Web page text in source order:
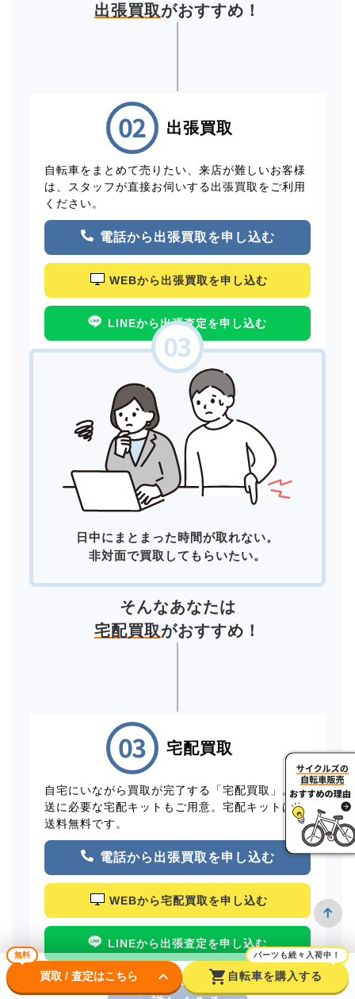
出張買取がおすすめ！
出張買取
自転車をまとめて売りたい、来店が難しいお客様
は、スタッフが直接お伺いする出張買取をご利用
ください。
電話から出張買取を申し込む
WEBから出張買取を申し込む
LINEから出張査定を申し込む
日中にまとまった時間が取れない。
非対面で買取してもらいたい。
そんなあなたは
宅配買取がおすすめ！
宅配買取
自宅にいながら買取が完了する「宅配買取」。配
送に必要な宅配キットもご用意。宅配キットは配
送料無料です。
電話から出張買取を申し込む
WEBから宅配買取を申し込む
LINEから出張査定を申し込む
無料
買取 / 査定はこちら keyboard_arrow_down shopping_cart
パーツも続々入荷中！
自転車を購入する